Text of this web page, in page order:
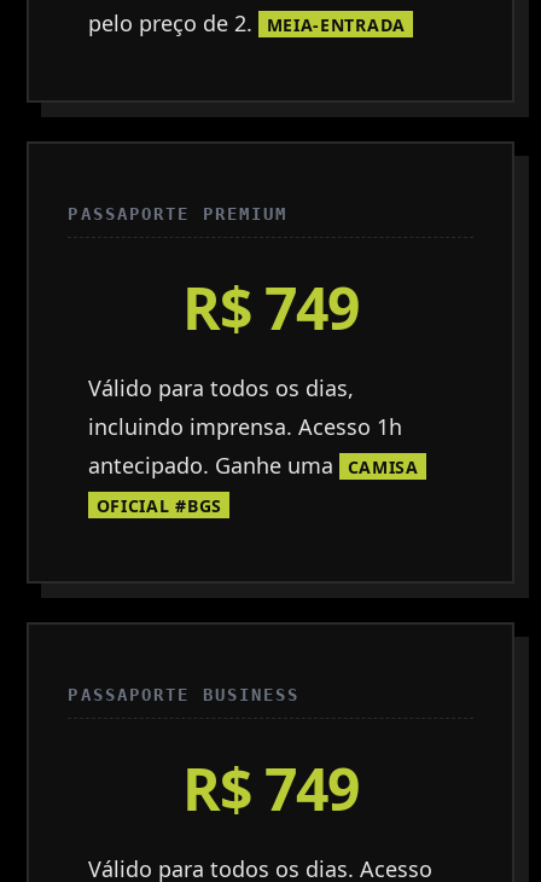
pelo preço de 2.
MEIA-ENTRADA
PASSAPORTE PREMIUM
R$ 749
Válido para todos os dias,
incluindo imprensa. Acesso 1h
antecipado. Ganhe uma
CAMISA
OFICIAL #BGS
PASSAPORTE BUSINESS
R$ 749
Válido para todos os dias. Acesso